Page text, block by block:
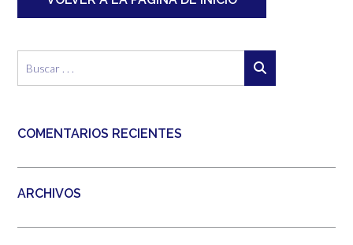
COMENTARIOS RECIENTES
ARCHIVOS